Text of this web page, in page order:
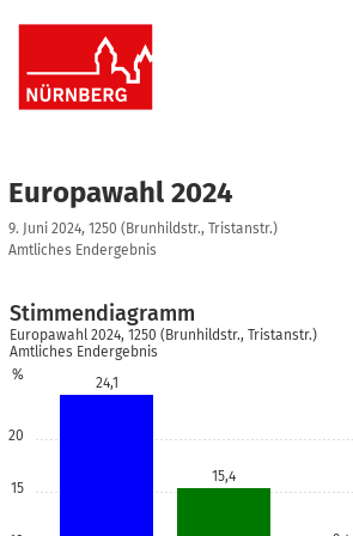
Europawahl 2024
9. Juni 2024, 1250 (Brunhildstr., Tristanstr.)
Amtliches Endergebnis
15
20
%
24,1
15,4
Stimmendiagramm
Europawahl 2024, 1250 (Brunhildstr., Tristanstr.)
Amtliches Endergebnis